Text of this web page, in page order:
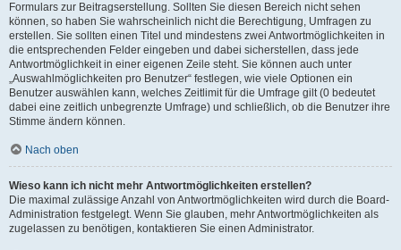
Formulars zur Beitragserstellung. Sollten Sie diesen Bereich nicht sehen
können, so haben Sie wahrscheinlich nicht die Berechtigung, Umfragen zu
erstellen. Sie sollten einen Titel und mindestens zwei Antwortmöglichkeiten in
die entsprechenden Felder eingeben und dabei sicherstellen, dass jede
Antwortmöglichkeit in einer eigenen Zeile steht. Sie können auch unter
„Auswahlmöglichkeiten pro Benutzer“ festlegen, wie viele Optionen ein
Benutzer auswählen kann, welches Zeitlimit für die Umfrage gilt (0 bedeutet
dabei eine zeitlich unbegrenzte Umfrage) und schließlich, ob die Benutzer ihre
Stimme ändern können.
Nach oben
Wieso kann ich nicht mehr Antwortmöglichkeiten erstellen?
Die maximal zulässige Anzahl von Antwortmöglichkeiten wird durch die Board-
Administration festgelegt. Wenn Sie glauben, mehr Antwortmöglichkeiten als
zugelassen zu benötigen, kontaktieren Sie einen Administrator.